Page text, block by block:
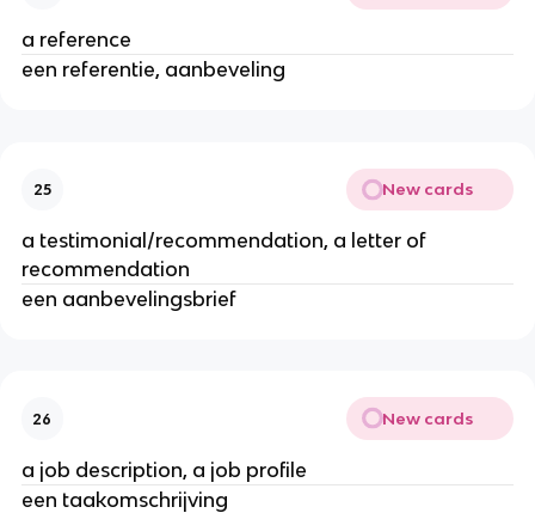
a reference
een referentie, aanbeveling
25 New cards
a testimonial/recommendation, a letter of
recommendation
een aanbevelingsbrief
26 New cards
a job description, a job profile
een taakomschrijving